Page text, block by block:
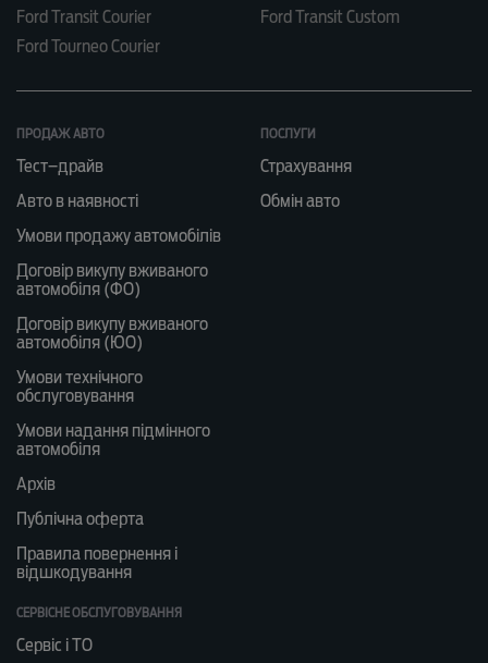
Ford Transit Courier
Ford Transit Custom
Ford Tourneo Courier
ПРОДАЖ АВТО
Тест–драйв
Авто в наявності
Умови продажу автомобілів
Договір викупу вживаного
автомобіля (ФО)
Договір викупу вживаного
автомобіля (ЮО)
Умови технічного
обслуговування
Умови надання підмінного
автомобіля
Архів
Публічна оферта
Правила повернення і
відшкодування
ПОСЛУГИ
Страхування
Обмін авто
СЕРВІСНЕ ОБСЛУГОВУВАННЯ
Сервіс і ТО